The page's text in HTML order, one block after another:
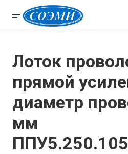
Лоток
прямой
диаметр
мм